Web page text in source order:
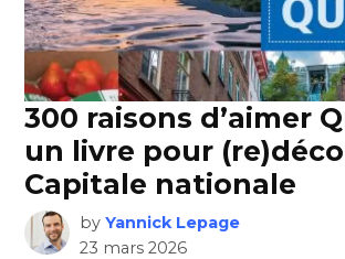
300 raisons d’aimer
un livre pour
Capitale nationale
by Yannick Lepage
23 mars 2026